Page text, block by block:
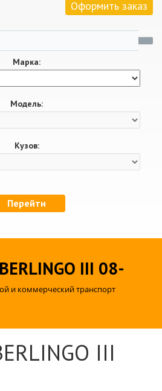
Оформить заказ
Марка:
Модель:
Кузов:
Перейти
III 08-
и коммерческий транспорт
III